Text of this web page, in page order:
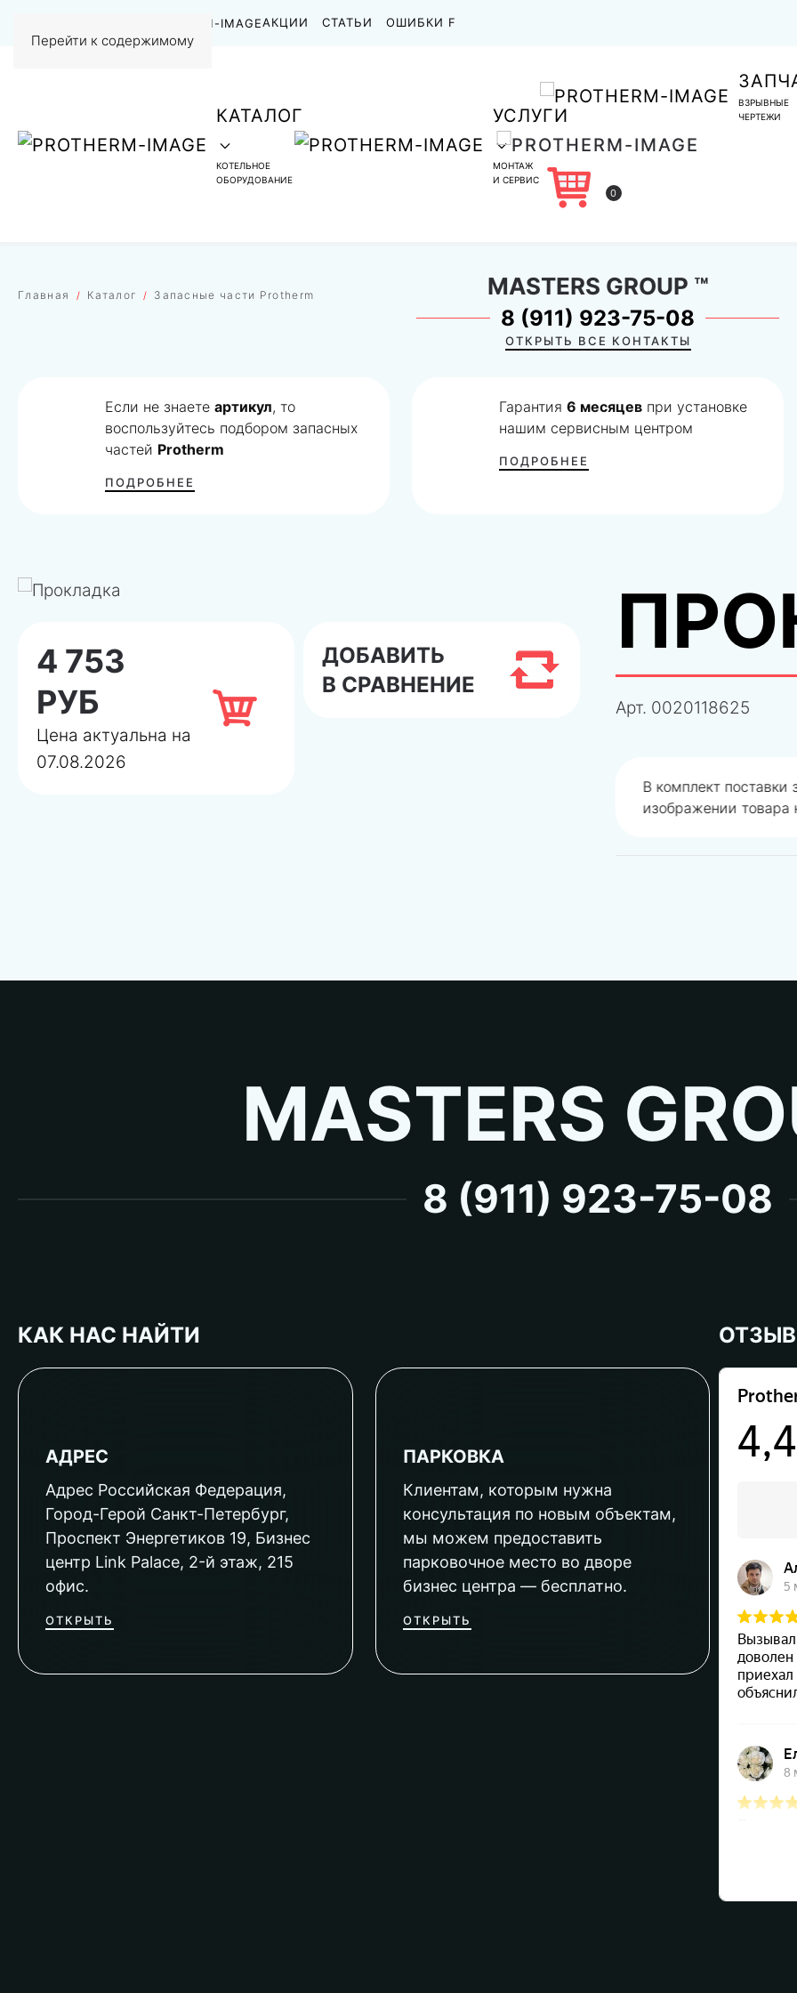
Перейти к содержимому
АКЦИИ СТАТЬИ ОШИБКИ F
КАТАЛОГ
КОТЕЛЬНОЕ
ОБОРУДОВАНИЕ
УСЛУГИ
МОНТАЖ
И СЕРВИС
ВЗРЫВНЫЕ
ЧЕРТЕЖИ
0
Главная Каталог Запасные части Protherm MASTERS GROUP ™
8 (911) 923-75-08
ОТКРЫТЬ ВСЕ КОНТАКТЫ
Если не знаетеартикул, то
воспользуйтесь подбором запасных
частей Protherm
ПОДРОБНЕЕ
Гарантия6 месяцев при установке
нашим сервисным центром
ПОДРОБНЕЕ
4 753
РУБ
Цена актуальна на
07.08.2026
ДОБАВИТЬ
В СРАВНЕНИЕ
Арт. 0020118625
В комплект поставки
изображении товара
MASTERS
8 (911) 923-75-08
КАК НАС НАЙТИ
АДРЕС
Адрес Российская Федерация,
Город-Герой Санкт-Петербург,
Проспект Энергетиков 19, Бизнес
центр Link Palace, 2-й этаж, 215
офис.
ОТКРЫТЬ
ПАРКОВКА
Клиентам, которым нужна
консультация по новым объектам,
мы можем предоставить
парковочное место во дворе
бизнес центра — бесплатно.
ОТКРЫТЬ